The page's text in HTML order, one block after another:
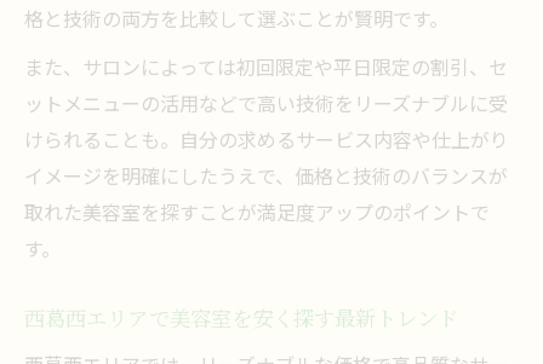
特徴
急な来店でも安心な西葛西の美容室活用法
美容室の営業時間や立地を賢くチェックす
る方法
当日利用できる美容室を探す際のポイント
忙しい毎日に最適な安い美容室選びの極意
格と技術の両方を比較して選ぶことが賢明です。
また、サロンによっては初回限定や平日限定の割引、セ
ットメニューの活用などで高い技術をリーズナブルに受
けられることも。自分の求めるサービス内容や仕上がり
イメージを明確にしたうえで、価格と技術のバランスが
取れた美容室を探すことが満足度アップのポイントで
す。
西葛西エリアで美容室を安く探す最新トレンド